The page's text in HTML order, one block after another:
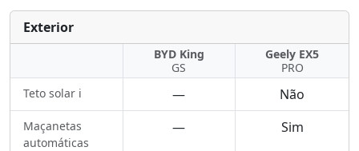
Exterior
BYD King
GS
Geely EX5
PRO
Teto solar ℹ️
— Não
Maçanetas
automáticas
— Sim